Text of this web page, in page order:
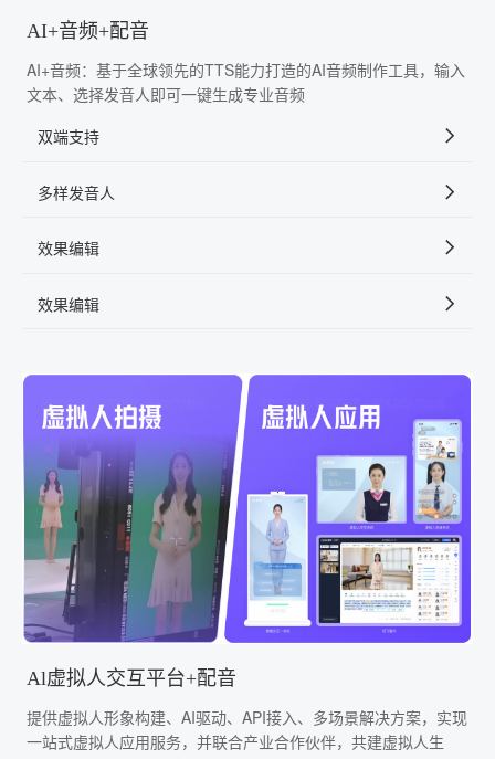
AI+音频+配音
AI+音频：基于全球领先的TTS能力打造的AI音频制作工具，输入
文本、选择发音人即可一键生成专业音频
双端支持
多样发音人
效果编辑
效果编辑
Al虚拟人交互平台+配音
提供虚拟人形象构建、AI驱动、API接入、多场景解决方案，实现
一站式虚拟人应用服务，并联合产业合作伙伴，共建虚拟人生